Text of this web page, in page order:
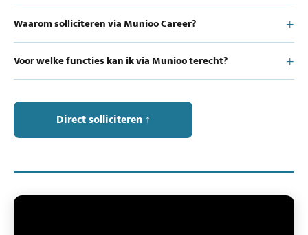
Waarom solliciteren via Munioo Career?
Voor welke functies kan ik via Munioo terecht?
Direct solliciteren ↑